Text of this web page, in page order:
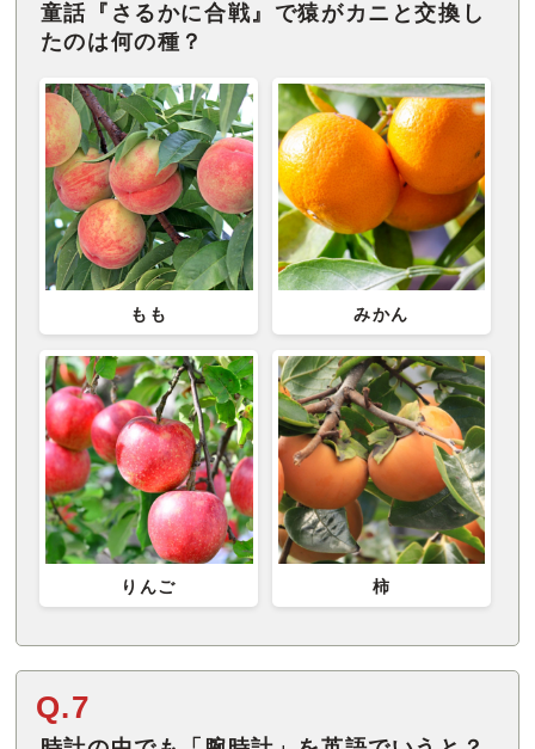
童話『さるかに合戦』で猿がカニと交換し
たのは何の種？
もも みかん
りんご 柿
Q.7